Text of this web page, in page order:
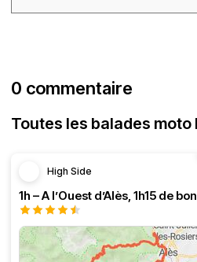
0 commentaire
Toutes les balades
High Side